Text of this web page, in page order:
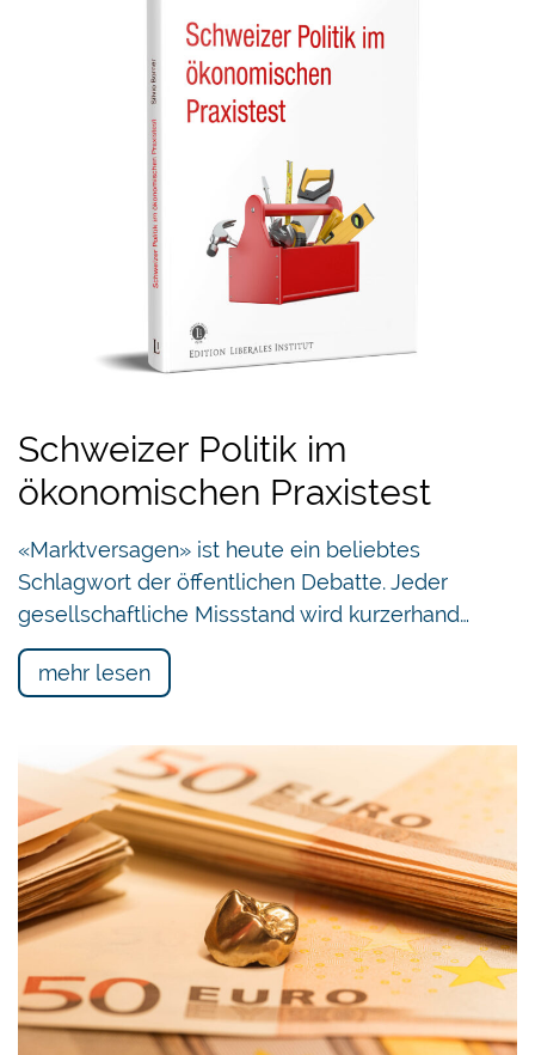
Schweizer Politik im
ökonomischen Praxistest
«Marktversagen» ist heute ein beliebtes
Schlagwort der öffentlichen Debatte. Jeder
gesellschaftliche Missstand wird kurzerhand…
mehr lesen